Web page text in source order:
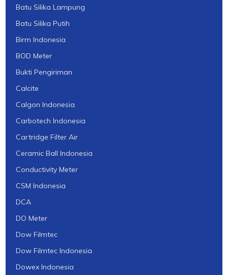
Batu Silika Lampung
Batu Silika Putih
Birm Indonesia
BOD Meter
Bukti Pengiriman
Calcite
Calgon Indonesia
Carbotech Indonesia
Cartridge Filter Air
Ceramic Ball Indonesia
Conductivity Meter
CSM Indonesia
DCA
DO Meter
Dow Filmtec
Dow Filmtec Indonesia
Dowex Indonesia